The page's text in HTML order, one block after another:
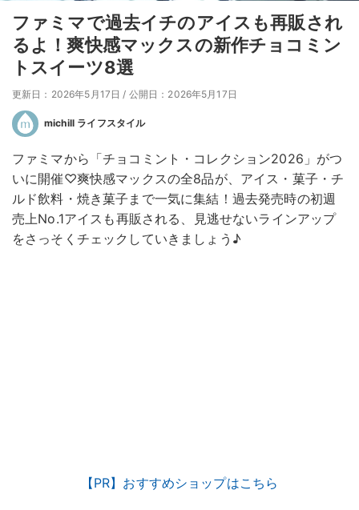
ファミマで過去イチのアイスも再販され
るよ！爽快感マックスの新作チョコミン
トスイーツ8選
更新日：2026年5月17日 / 公開日：2026年5月17日
michill ライフスタイル
ファミマから「チョコミント・コレクション2026」がつ
いに開催♡爽快感マックスの全8品が、アイス・菓子・チ
ルド飲料・焼き菓子まで一気に集結！過去発売時の初週
売上No.1アイスも再販される、見逃せないラインアップ
をさっそくチェックしていきましょう♪
【PR】おすすめショップはこちら